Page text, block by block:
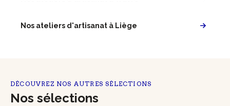
Nos ateliers d'artisanat à Liège
DÉCOUVREZ NOS AUTRES SÉLECTIONS
Nos sélections